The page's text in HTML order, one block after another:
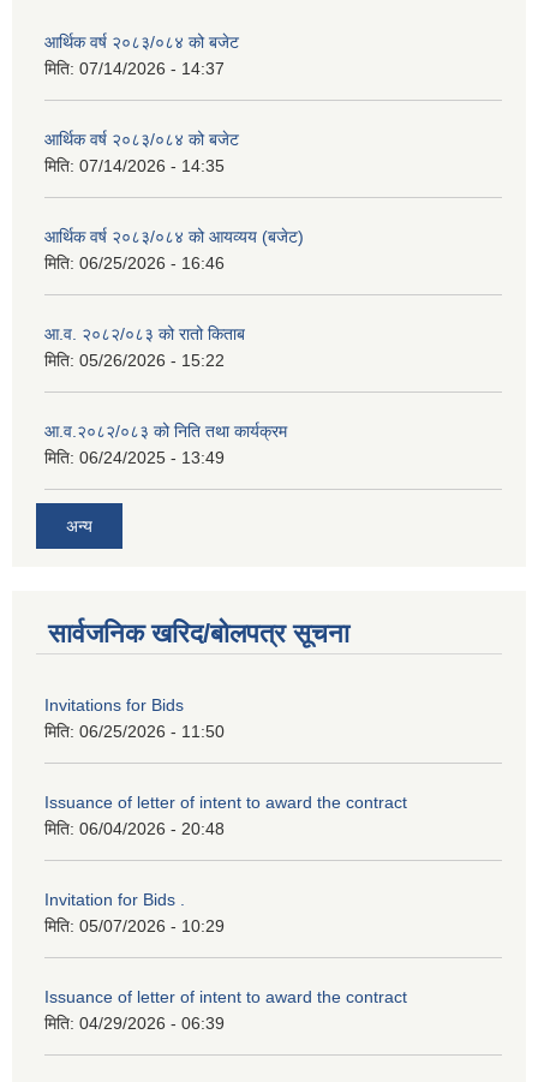
आर्थिक वर्ष २०८३/०८४ को बजेट
मिति: 07/14/2026 - 14:37
आर्थिक वर्ष २०८३/०८४ को बजेट
मिति: 07/14/2026 - 14:35
आर्थिक वर्ष २०८३/०८४ को आयव्यय (बजेट)
मिति: 06/25/2026 - 16:46
आ.व. २०८२/०८३ को रातो किताब
मिति: 05/26/2026 - 15:22
आ.व.२०८२/०८३ को निति तथा कार्यक्रम
मिति: 06/24/2025 - 13:49
अन्य
सार्वजनिक खरिद/बोलपत्र सूचना
Invitations for Bids
मिति: 06/25/2026 - 11:50
Issuance of letter of intent to award the contract
मिति: 06/04/2026 - 20:48
Invitation for Bids .
मिति: 05/07/2026 - 10:29
Issuance of letter of intent to award the contract
मिति: 04/29/2026 - 06:39